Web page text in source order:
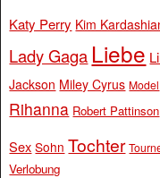
Katy Perry Kim
Lady Gaga Liebe
Jackson Miley Cyrus Model
Rihanna Robert Pattinson
Sex Sohn Tochter
Verlobung